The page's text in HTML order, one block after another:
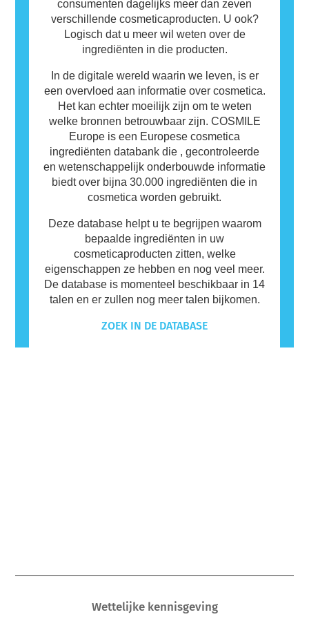
consumenten dagelijks meer dan zeven
verschillende cosmeticaproducten. U ook?
Logisch dat u meer wil weten over de
ingrediënten in die producten.
In de digitale wereld waarin we leven, is er
een overvloed aan informatie over cosmetica.
Het kan echter moeilijk zijn om te weten
welke bronnen betrouwbaar zijn. COSMILE
Europe is een Europese cosmetica
ingrediënten databank die , gecontroleerde
en wetenschappelijk onderbouwde informatie
biedt over bijna 30.000 ingrediënten die in
cosmetica worden gebruikt.
Deze database helpt u te begrijpen waarom
bepaalde ingrediënten in uw
cosmeticaproducten zitten, welke
eigenschappen ze hebben en nog veel meer.
De database is momenteel beschikbaar in 14
talen en er zullen nog meer talen bijkomen.
ZOEK IN DE DATABASE
Wettelijke kennisgeving